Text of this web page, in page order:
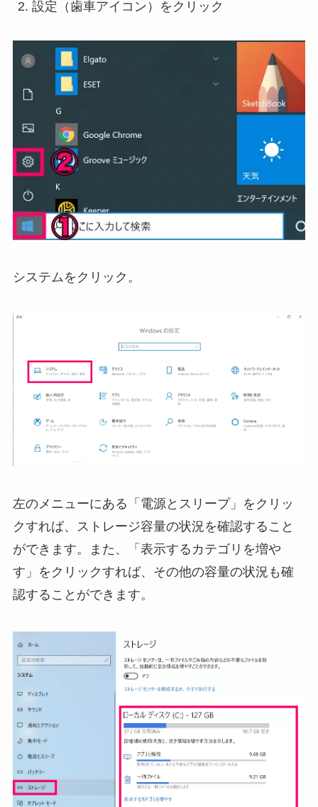
設定（歯車アイコン）をクリック
システムをクリック。
左のメニューにある「電源とスリープ」をクリッ
クすれば、ストレージ容量の状況を確認すること
ができます。また、「表示するカテゴリを増や
す」をクリックすれば、その他の容量の状況も確
認することができます。